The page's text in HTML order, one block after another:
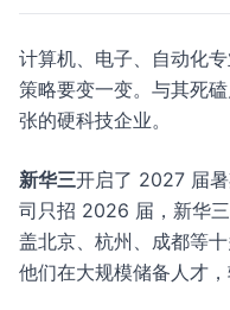
计算机、电子、自动化
策略要变一变。与其死
张的硬科技企业。
新华三开启了 2027 届
司只招 2026 届，新华
盖北京、杭州、成都等
他们在大规模储备人才